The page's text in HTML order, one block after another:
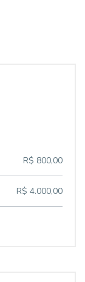
R$ 800,00
R$ 4.000,00